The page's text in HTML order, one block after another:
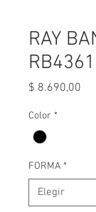
RAY
$ 8.690,00
Color *
FORMA *